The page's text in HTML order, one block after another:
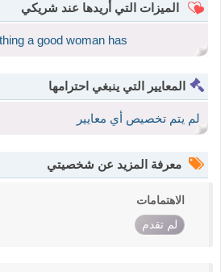
الميزات التي أريدها عند شريكي
a good woman has
المعايير التي ينبغي احترامها
لم يتم تخصيص أي معايير
معرفة المزيد عن شخصيتي
الاهتمامات
لم تقدم